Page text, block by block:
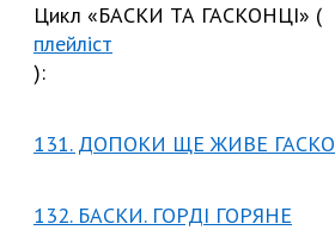
Цикл «БАСКИ ТА ГАСКОНЦІ» (
плейліст
):
131. ДОПОКИ ЩЕ ЖИВЕ
132. БАСКИ. ГОРДІ ГОРЯНЕ